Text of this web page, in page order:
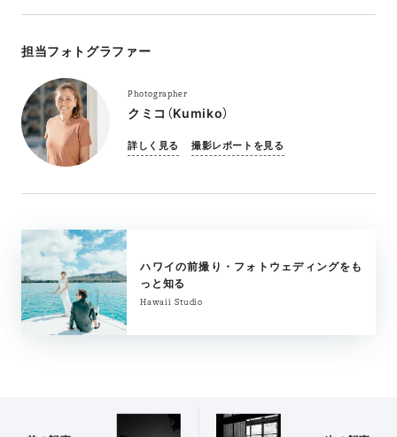
担当フォトグラファー
Photographer
クミコ（Kumiko）
詳しく見る 撮影レポートを見る
ハワイの前撮り・フォトウェディングをも
っと知る
Hawaii Studio